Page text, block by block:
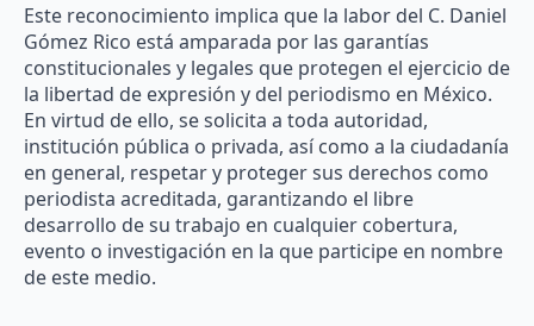
Este reconocimiento implica que la labor del C. Daniel
Gómez Rico está amparada por las garantías
constitucionales y legales que protegen el ejercicio de
la libertad de expresión y del periodismo en México.
En virtud de ello, se solicita a toda autoridad,
institución pública o privada, así como a la ciudadanía
en general, respetar y proteger sus derechos como
periodista acreditada, garantizando el libre
desarrollo de su trabajo en cualquier cobertura,
evento o investigación en la que participe en nombre
de este medio.